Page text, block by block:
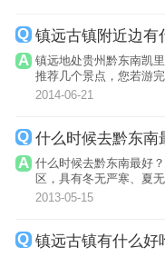
镇远古镇附近边有
镇远地处贵州黔东南凯
推荐几个景点，您若游
尽情品味这...
2014-06-21
什么时候去黔东南
什么时候去黔东南最好
区，具有冬无严寒、夏
三季的气候都...
2013-05-15
镇远古镇有什么好